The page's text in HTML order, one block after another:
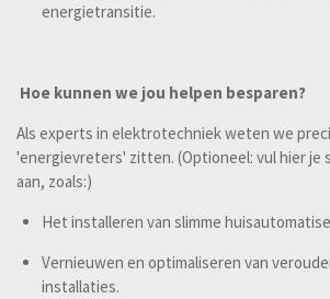
energietransitie.
Hoe kunnen we jou helpen besparen?
Als experts in elektrotechniek weten we
'energievreters' zitten. (Optioneel: vul hier je
aan, zoals:)
Het installeren van slimme
Vernieuwen en optimaliseren van
installaties.